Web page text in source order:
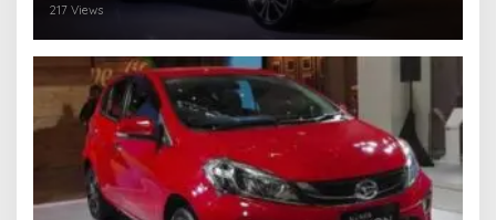
217 Views